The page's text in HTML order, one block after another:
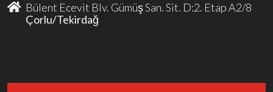
Bülent Ecevit Blv. Gümüş San. Sit. D:2. Etap A2/8
Çorlu/Tekirdağ